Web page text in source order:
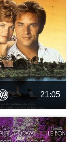
21:05